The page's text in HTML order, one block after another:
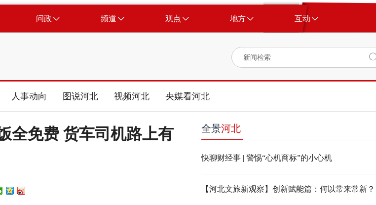
问政 频道 观点 地方 互动
人事动向 图说河北 视频河北 央媒看河北
全免费 货车司机路上有
全景河北
快聊财经事 | 警惕“心机商标”的小心机
【河北文旅新观察】创新赋能篇：何以常来常新？